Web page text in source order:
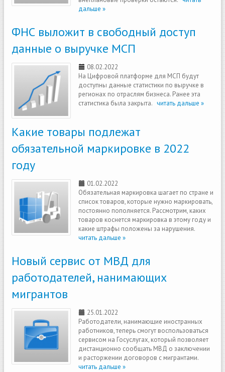
дальше »
ФНС выложит в свободный доступ
данные о выручке МСП
08.02.2022
На Цифровой платформе для МСП будут
доступны данные статистики по выручке в
регионах по отраслям бизнеса. Ранее эта
статистика была закрыта. читать дальше »
Какие товары подлежат
обязательной маркировке в 2022
году
01.02.2022
Обязательная маркировка шагает по стране и
список товаров, которые нужно маркировать,
постоянно пополняется. Рассмотрим, каких
товаров коснется маркировка в этому году и
какие штрафы положены за нарушения.
читать дальше »
Новый сервис от МВД для
работодателей, нанимающих
мигрантов
25.01.2022
Работодатели, нанимающие иностранных
работников, теперь смогут воспользоваться
сервисом на Госуслугах, который позволяет
дистанционно сообщать МВД о заключении
и расторжении договоров с мигрантами.
читать дальше »